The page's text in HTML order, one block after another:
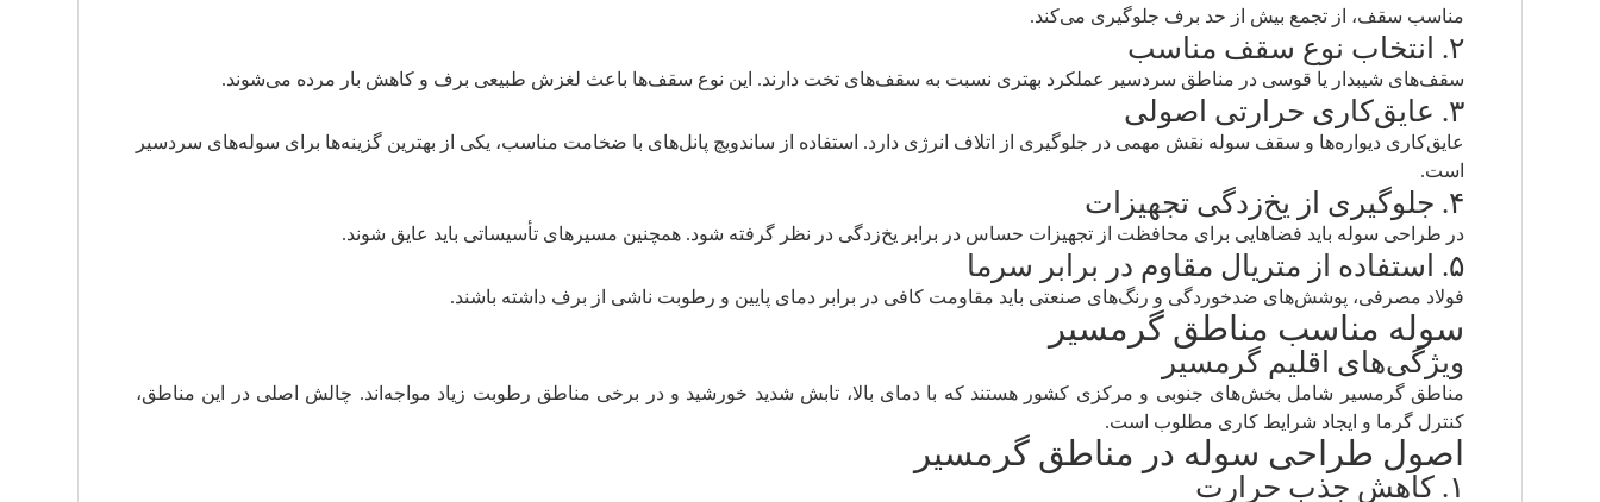
مناسب سقف، از تجمع بیش از حد برف جلوگیری می‌کند.
۲. انتخاب نوع سقف مناسب
سقف‌های شیبدار یا قوسی در مناطق سردسیر عملکرد بهتری نسبت به سقف‌های تخت دارند. این نوع سقف‌ها باعث لغزش طبیعی برف و کاهش بار مرده می‌شوند.
۳. عایق‌کاری حرارتی اصولی
عایق‌کاری دیواره‌ها و سقف سوله نقش مهمی در جلوگیری از اتلاف انرژی دارد. استفاده از ساندویچ پانل‌های با ضخامت مناسب، یکی از بهترین گزینه‌ها برای سوله‌های سردسیر
است.
۴. جلوگیری از یخ‌زدگی تجهیزات
در طراحی سوله باید فضاهایی برای محافظت از تجهیزات حساس در برابر یخ‌زدگی در نظر گرفته شود. همچنین مسیرهای تأسیساتی باید عایق شوند.
۵. استفاده از متریال مقاوم در برابر سرما
فولاد مصرفی، پوشش‌های ضدخوردگی و رنگ‌های صنعتی باید مقاومت کافی در برابر دمای پایین و رطوبت ناشی از برف داشته باشند.
سوله مناسب مناطق گرمسیر
ویژگی‌های اقلیم گرمسیر
مناطق گرمسیر شامل بخش‌های جنوبی و مرکزی کشور هستند که با دمای بالا، تابش شدید خورشید و در برخی مناطق رطوبت زیاد مواجه‌اند. چالش اصلی در این مناطق،
کنترل گرما و ایجاد شرایط کاری مطلوب است.
اصول طراحی سوله در مناطق گرمسیر
۱. کاهش جذب حرارت